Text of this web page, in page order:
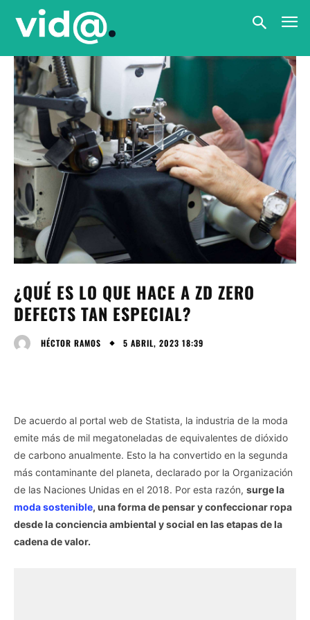
¿QUÉ ES LO QUE HACE A ZD ZERO
DEFECTS TAN ESPECIAL?
HÉCTOR RAMOS 5 ABRIL, 2023 18:39
De acuerdo al portal web de Statista, la industria de la moda
emite más de mil megatoneladas de equivalentes de dióxido
de carbono anualmente. Esto la ha convertido en la segunda
más contaminante del planeta, declarado por la Organización
de las Naciones Unidas en el 2018. Por esta razón, surge la
moda sostenible, una forma de pensar y confeccionar ropa
desde la conciencia ambiental y social en las etapas de la
cadena de valor.